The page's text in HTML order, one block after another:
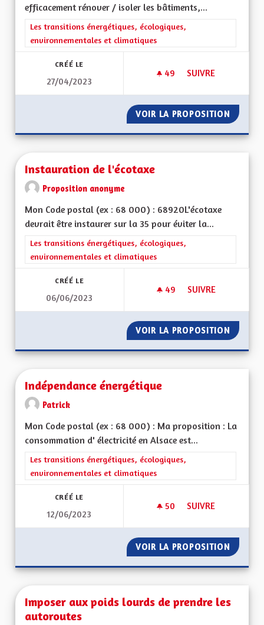
efficacement rénover / isoler les bâtiments,...
Filtrer les résultats de la catégorie : Les transitions
Les transitions énergétiques, écologiques,
environnementales et climatiques
CRÉÉ LE
27/04/2023
49 49 ABONNÉS
SUIVRE
VOIR LA PROPOSITION
Instauration de l'écotaxe
Proposition anonyme
Mon Code postal (ex : 68 000) : 68920L'écotaxe
devrait être instaurer sur la 35 pour éviter la...
Filtrer les résultats de la catégorie : Les transitions
Les transitions énergétiques, écologiques,
environnementales et climatiques
CRÉÉ LE
06/06/2023
49 49 ABONNÉS
SUIVRE
VOIR LA PROPOSITION
Indépendance énergétique
Patrick
Mon Code postal (ex : 68 000) : Ma proposition : La
consommation d' électricité en Alsace est...
Filtrer les résultats de la catégorie : Les transitions
Les transitions énergétiques, écologiques,
environnementales et climatiques
CRÉÉ LE
12/06/2023
50 50 ABONNÉS
SUIVRE
VOIR LA PROPOSITION
Imposer aux poids lourds de prendre les
autoroutes